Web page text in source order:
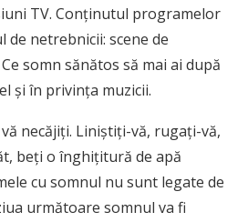
TV. Conținutul programelor
de netrebnicii: scene de
somn sănătos să mai ai după
și în privința muzicii.
necăjiți. Liniștiți-vă, rugați-vă,
beți o înghițitură de apă
cu somnul nu sunt legate de
următoare somnul va fi